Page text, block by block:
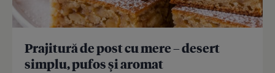
Prajitură de post cu mere – desert
simplu, pufos și aromat